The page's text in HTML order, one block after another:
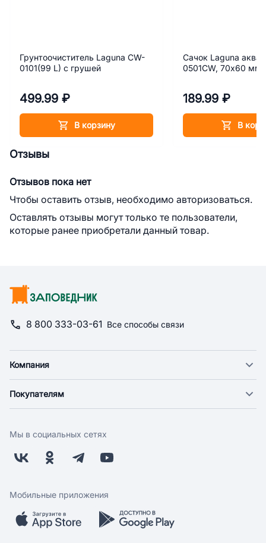
Грунтоочиститель Laguna CW-
0101(99 L) с грушей
499.99 ₽
В корзину
Сачок Laguna
0501CW, 70х60 мм
189.99 ₽
В
Отзывы
Отзывов пока нет
Чтобы оставить отзыв, необходимо авторизоваться.
Оставлять отзывы могут только те пользователи,
которые ранее приобретали данный товар.
8 800 333-03-61 Все способы связи
Компания
Новости
Поставщикам
Заводчикам
Обратная связь
Покупателям
Оплата
Бонусная программа
Скидки и акции
Мобильное приложение
Мы в социальных сетях
Мобильные приложения